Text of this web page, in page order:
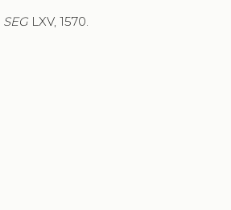
SEGLXV, 1570.